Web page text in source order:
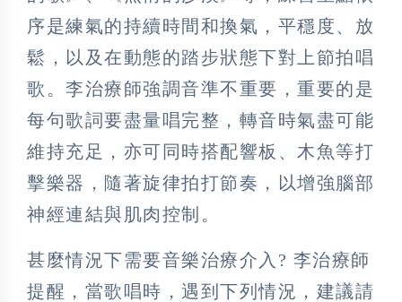
序是練氣的持續時間和換氣，平穩度、放
鬆，以及在動態的踏步狀態下對上節拍唱
歌。李治療師強調音準不重要，重要的是
每句歌詞要盡量唱完整，轉音時氣盡可能
維持充足，亦可同時搭配響板、木魚等打
擊樂器，隨著旋律拍打節奏，以增強腦部
神經連結與肌肉控制。
甚麼情況下需要音樂治療介入? 李治療師
提醒，當歌唱時，遇到下列情況，建議請